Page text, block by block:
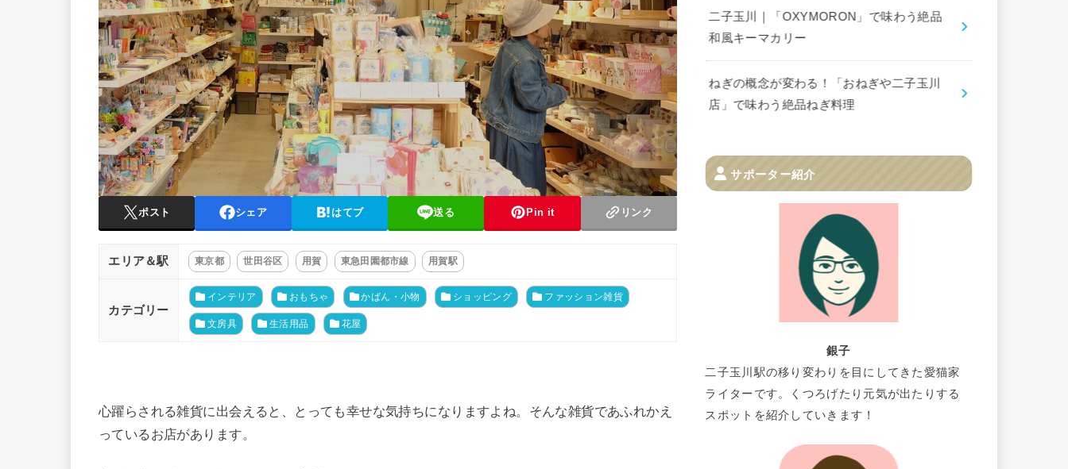
ポスト シェア はてブ 送る Pin it リンク
エリア＆駅 東京都 世田谷区 用賀 東急田園都市線 用賀駅
カテゴリー
インテリア おもちゃ かばん・小物 ショッピング ファッション雑貨
文房具 生活用品 花屋
心躍らされる雑貨に出会えると、とっても幸せな気持ちになりますよね。そんな雑貨であふれかえ
っているお店があります。
二子玉川｜「OXYMORON」で味わう絶品
和風キーマカリー
ねぎの概念が変わる！「おねぎや二子玉川
店」で味わう絶品ねぎ料理
サポーター紹介
銀子
二子玉川駅の移り変わりを目にしてきた愛猫家
ライターです。くつろげたり元気が出たりする
スポットを紹介していきます！